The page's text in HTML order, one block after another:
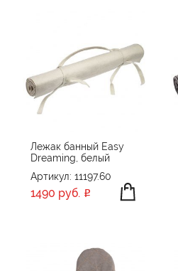
Лежак банный Easy
Dreaming, белый
Артикул: 11197.60
1490 руб.